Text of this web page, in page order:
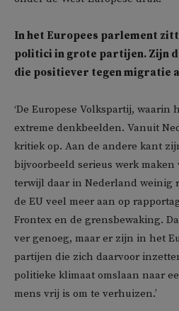
In het Europees parlement
politici in grote partijen. Zijn
die positiever tegen migratie
‘De Europese Volkspartij, waarin
extreme denkbeelden. Vanuit
kritiek op. Aan de andere kant
bijvoorbeeld serieus werk
terwijl daar in Nederland weinig
de EU veel meer aan op
Frontex en de grensbewaking.
ver genoeg, maar er zijn in het
partijen die zich daarvoor
politieke klimaat omslaan naar
mens vrij is om te verhuizen.’